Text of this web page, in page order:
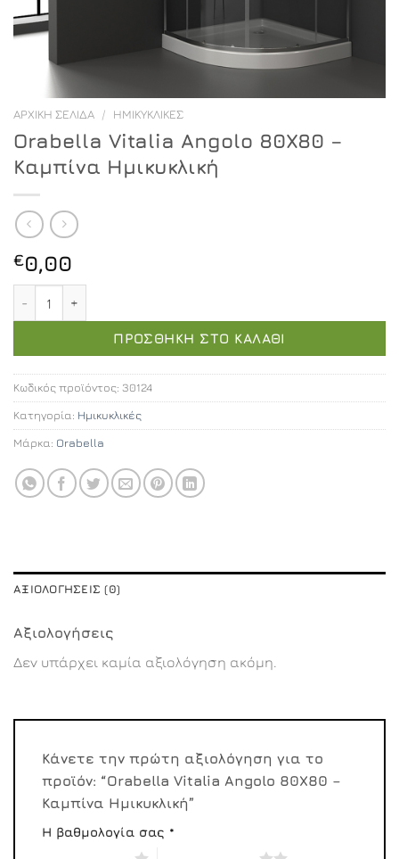
ΑΡΧΙΚΉ ΣΕΛΊΔΑ / ΗΜΙΚΥΚΛΙΚΈΣ
Orabella Vitalia Angolo 80X80 –
Καμπίνα Ημικυκλική
€0,00
ΠΡΟΣΘΉΚΗ ΣΤΟ ΚΑΛΆΘΙ
Κωδικός προϊόντος: 30124
Κατηγορία: Ημικυκλικές
Μάρκα: Orabella
ΑΞΙΟΛΟΓΉΣΕΙΣ (0)
Αξιολογήσεις
Δεν υπάρχει καμία αξιολόγηση ακόμη.
Κάνετε την πρώτη αξιολόγηση για το
προϊόν: “Orabella Vitalia Angolo 80X80 –
Καμπίνα Ημικυκλική”
Η βαθμολογία σας *